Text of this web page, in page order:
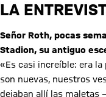
LA
Señor Roth, pocas
Stadion, su antiguo
«Es casi increíble: era
son nuevas, nuestros
dejaban allí las maletas